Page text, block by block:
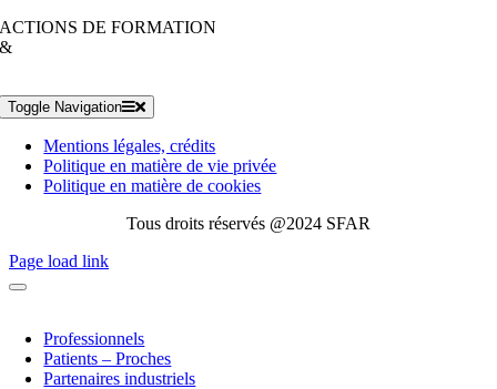
ACTIONS DE FORMATION
&
Toggle Navigation
Mentions légales, crédits
Politique en matière de vie privée
Politique en matière de cookies
Tous droits réservés @2024 SFAR
Page load link
Professionnels
Patients – Proches
Partenaires industriels